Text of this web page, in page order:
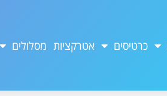
כרטיסים אטרקציות מסלולים